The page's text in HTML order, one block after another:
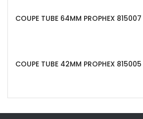
COUPE TUBE 64MM PROPHEX 815007
COUPE TUBE 42MM PROPHEX 815005